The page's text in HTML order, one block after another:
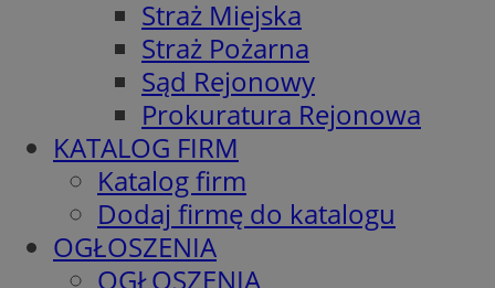
Straż Miejska
Straż Pożarna
Sąd Rejonowy
Prokuratura Rejonowa
KATALOG FIRM
Katalog firm
Dodaj firmę do katalogu
OGŁOSZENIA
OGŁOSZENIA